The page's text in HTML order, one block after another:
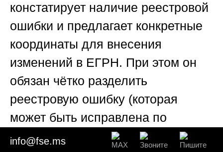
констатирует наличие реестровой
ошибки и предлагает конкретные
координаты для внесения
изменений в ЕГРН. При этом он
обязан чётко разделить
реестровую ошибку (которая
может быть исправлена по
решению суда) и фактический
info@fse.ms